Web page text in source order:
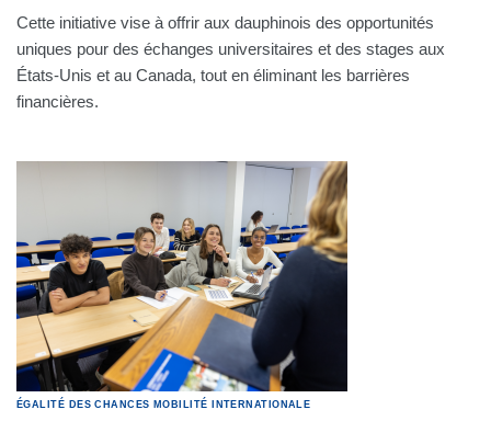
Cette initiative vise à offrir aux dauphinois des opportunités
uniques pour des échanges universitaires et des stages aux
États-Unis et au Canada, tout en éliminant les barrières
financières.
ÉGALITÉ DES CHANCES MOBILITÉ INTERNATIONALE